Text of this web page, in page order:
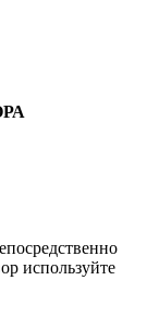
используйте